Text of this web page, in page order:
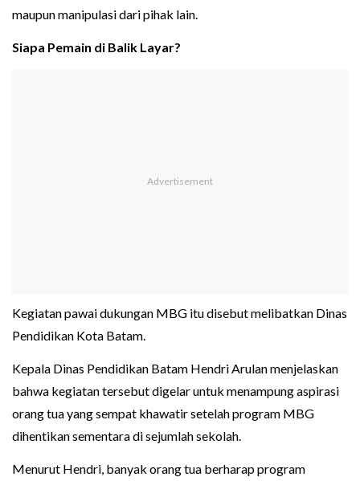
maupun manipulasi dari pihak lain.
Siapa Pemain di Balik Layar?
Kegiatan pawai dukungan MBG itu disebut melibatkan Dinas
Pendidikan Kota Batam.
Kepala Dinas Pendidikan Batam Hendri Arulan menjelaskan
bahwa kegiatan tersebut digelar untuk menampung aspirasi
orang tua yang sempat khawatir setelah program MBG
dihentikan sementara di sejumlah sekolah.
Menurut Hendri, banyak orang tua berharap program